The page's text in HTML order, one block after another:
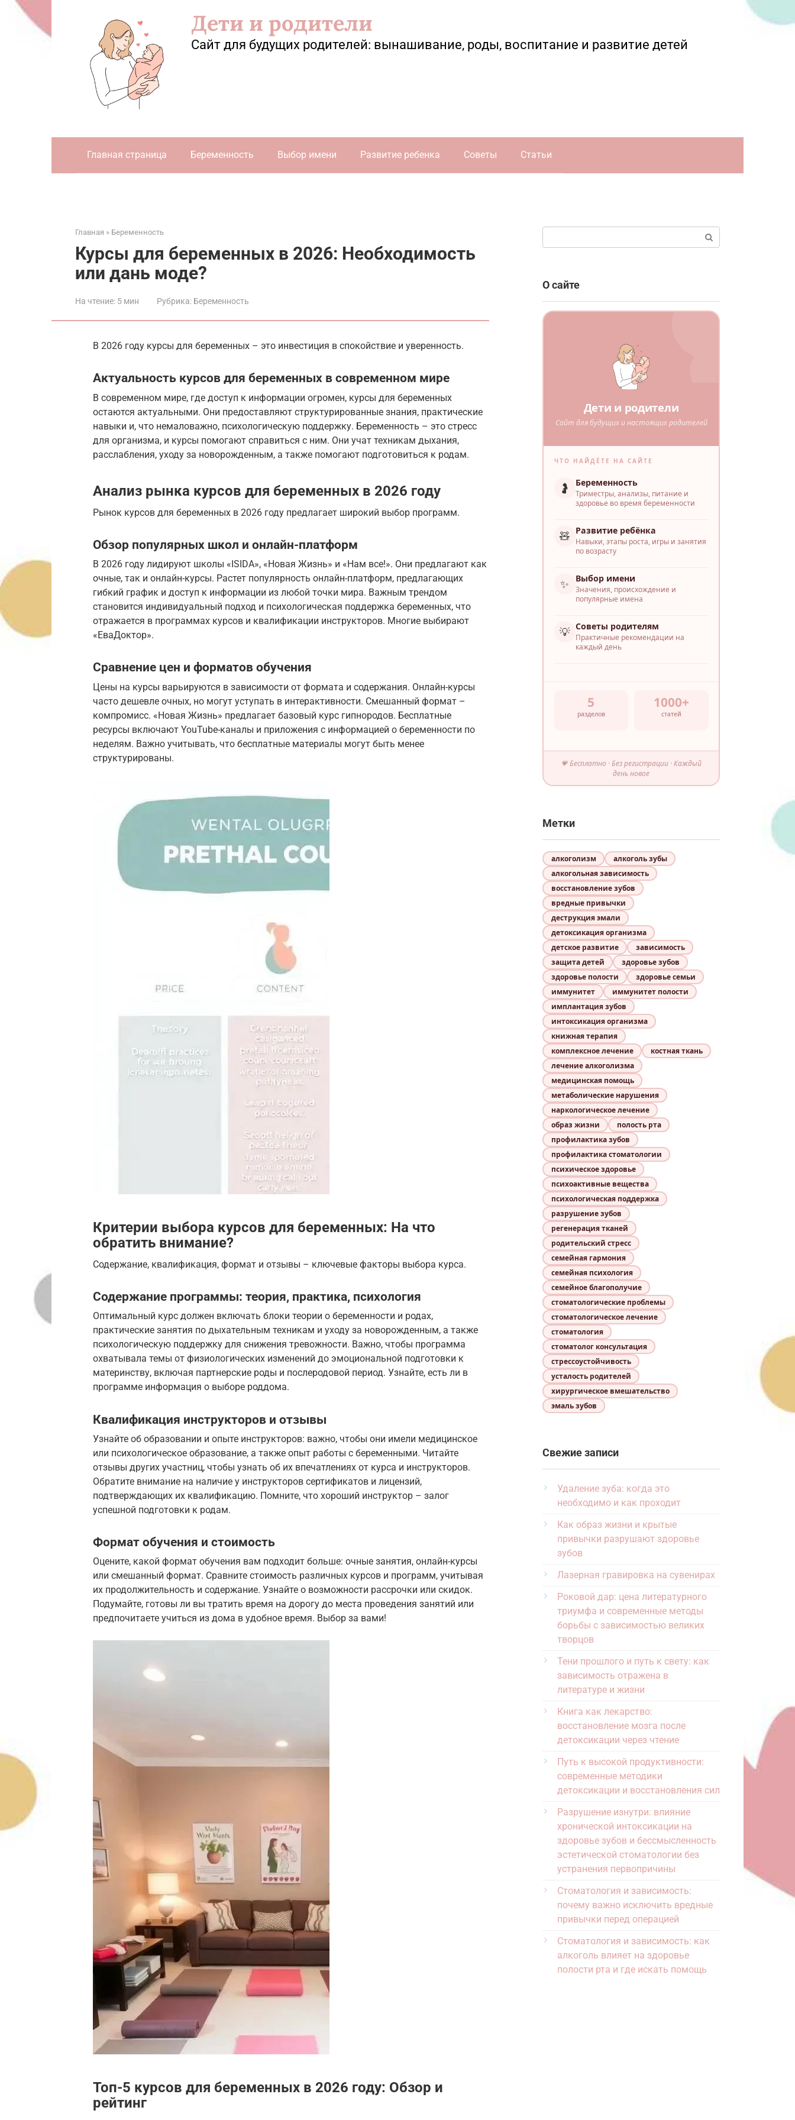
Перейти
Дети и родители
Сайт для будущих родителей: вынашивание, роды, воспитание и развитие детей
Главная страница Беременность Выбор имени Развитие ребенка Советы Статьи
Главная » Беременность
Курсы для беременных в 2026: Необходимость
или дань моде?
На чтение: 5 мин Рубрика: Беременность
В 2026 году курсы для беременных – это инвестиция в спокойствие и уверенность.
Актуальность курсов для беременных в современном мире
В современном мире, где доступ к информации огромен, курсы для беременных
остаются актуальными. Они предоставляют структурированные знания, практические
навыки и, что немаловажно, психологическую поддержку. Беременность – это стресс
для организма, и курсы помогают справиться с ним. Они учат техникам дыхания,
расслабления, уходу за новорожденным, а также помогают подготовиться к родам.
Анализ рынка курсов для беременных в 2026 году
Рынок курсов для беременных в 2026 году предлагает широкий выбор программ.
Обзор популярных школ и онлайн-платформ
В 2026 году лидируют школы «ISIDA», «Новая Жизнь» и «Нам все!». Они предлагают как
очные, так и онлайн-курсы. Растет популярность онлайн-платформ, предлагающих
гибкий график и доступ к информации из любой точки мира. Важным трендом
становится индивидуальный подход и психологическая поддержка беременных, что
отражается в программах курсов и квалификации инструкторов. Многие выбирают
«ЕваДоктор».
Сравнение цен и форматов обучения
Цены на курсы варьируются в зависимости от формата и содержания. Онлайн-курсы
часто дешевле очных, но могут уступать в интерактивности. Смешанный формат –
компромисс. «Новая Жизнь» предлагает базовый курс гипнородов. Бесплатные
ресурсы включают YouTube-каналы и приложения с информацией о беременности по
неделям. Важно учитывать, что бесплатные материалы могут быть менее
структурированы.
Критерии выбора курсов для беременных: На что
обратить внимание?
Содержание, квалификация, формат и отзывы – ключевые факторы выбора курса.
Содержание программы: теория, практика, психология
Оптимальный курс должен включать блоки теории о беременности и родах,
практические занятия по дыхательным техникам и уходу за новорожденным, а также
психологическую поддержку для снижения тревожности. Важно, чтобы программа
охватывала темы от физиологических изменений до эмоциональной подготовки к
материнству, включая партнерские роды и послеродовой период. Узнайте, есть ли в
программе информация о выборе роддома.
Квалификация инструкторов и отзывы
Узнайте об образовании и опыте инструкторов: важно, чтобы они имели медицинское
или психологическое образование, а также опыт работы с беременными. Читайте
отзывы других участниц, чтобы узнать об их впечатлениях от курса и инструкторов.
Обратите внимание на наличие у инструкторов сертификатов и лицензий,
подтверждающих их квалификацию. Помните, что хороший инструктор – залог
успешной подготовки к родам.
Формат обучения и стоимость
Оцените, какой формат обучения вам подходит больше: очные занятия, онлайн-курсы
или смешанный формат. Сравните стоимость различных курсов и программ, учитывая
их продолжительность и содержание. Узнайте о возможности рассрочки или скидок.
Подумайте, готовы ли вы тратить время на дорогу до места проведения занятий или
предпочитаете учиться из дома в удобное время. Выбор за вами!
Топ-5 курсов для беременных в 2026 году: Обзор и
рейтинг
О сайте
Дети и родители
Сайт для будущих и настоящих родителей
ЧТО НАЙДЁТЕ НА САЙТЕ
🤰 Беременность
Триместры, анализы, питание и
здоровье во время беременности
🧸 Развитие ребёнка
Навыки, этапы роста, игры и занятия
по возрасту
✨ Выбор имени
Значения, происхождение и
популярные имена
💡 Советы родителям
Практичные рекомендации на
каждый день
5
разделов
1000+
статей
💗 Бесплатно · Без регистрации · Каждый
день новое
Метки
алкоголизм
алкоголь зубы
алкогольная зависимость
восстановление зубов
вредные привычки
деструкция эмали
детоксикация организма
детское развитие
зависимость
защита детей
здоровье зубов
здоровье полости
здоровье семьи
иммунитет
иммунитет полости
имплантация зубов
интоксикация организма
книжная терапия
комплексное лечение
костная ткань
лечение алкоголизма
медицинская помощь
метаболические нарушения
наркологическое лечение
образ жизни
полость рта
профилактика зубов
профилактика стоматологии
психическое здоровье
психоактивные вещества
психологическая поддержка
разрушение зубов
регенерация тканей
родительский стресс
семейная гармония
семейная психология
семейное благополучие
стоматологические проблемы
стоматологическое лечение
стоматология
стоматолог консультация
стрессоустойчивость
усталость родителей
хирургическое вмешательство
эмаль зубов
Свежие записи
Удаление зуба: когда это
необходимо и как проходит
Как образ жизни и крытые
привычки разрушают здоровье
зубов
Лазерная гравировка на сувенирах
Роковой дар: цена литературного
триумфа и современные методы
борьбы с зависимостью великих
творцов
Тени прошлого и путь к свету: как
зависимость отражена в
литературе и жизни
Книга как лекарство:
восстановление мозга после
детоксикации через чтение
Путь к высокой продуктивности:
современные методики
детоксикации и восстановления сил
Разрушение изнутри: влияние
хронической интоксикации на
здоровье зубов и бессмысленность
эстетической стоматологии без
устранения первопричины
Стоматология и зависимость:
почему важно исключить вредные
привычки перед операцией
Стоматология и зависимость: как
алкоголь влияет на здоровье
полости рта и где искать помощь